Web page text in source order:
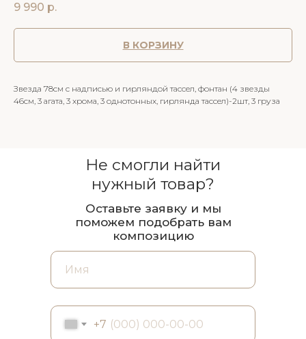
9 990 р.
В КОРЗИНУ
Звезда 78см с надписью и гирляндой тассел, фонтан (4 звезды
46см, 3 агата, 3 хрома, 3 однотонных, гирлянда тассел)-2шт, 3 груза
+7
Не смогли найти
нужный товар?
Оставьте заявку и мы
поможем подобрать вам
композицию